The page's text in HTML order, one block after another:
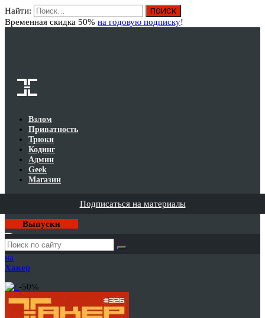
Найти:
Временная скидка 50% на годовую подписку!
Взлом
Приватность
Трюки
Кодинг
Админ
Geek
Магазин
Подписаться на материалы
Выпуски
Годовая
подписка
на
Хакер
-50%